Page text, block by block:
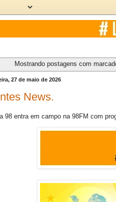
Mostrando postagens com
27 de maio de 2026
News.
98 entra em campo na 98FM com